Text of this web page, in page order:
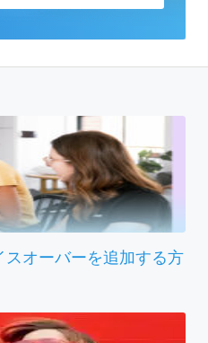
オーバーを追加する方